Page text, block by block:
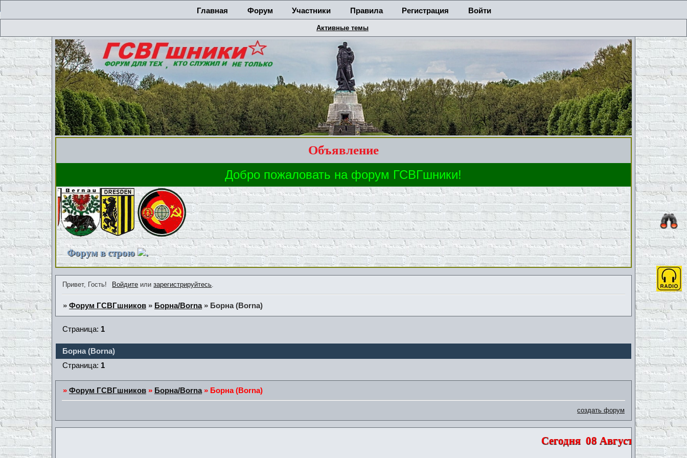
Главная Форум Участники Правила Регистрация Войти
Активные темы
Объявление
Форум в строю .
Привет, Гость! Войдите илизарегистрируйтесь.
»Форум ГСВГшников » Борна/Borna » Борна (Borna)
Борна (Borna)
Страница: 1
Страница: 1
»Форум ГСВГшников » Борна/Borna » Борна (Borna)
создать форум
Сегодня08 Августа 2026 |